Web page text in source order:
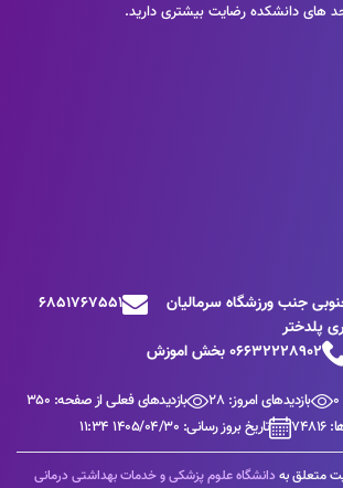
های دانشکده رضایت بیشتری دارید.
جنب ورزشگاه سرمالیان
پلدختر
6851767551
06632228902 بخش اموزش
بازدیدهای امروز: 28
بازدیدهای فعلی از صفحه: 350
تاریخ بروز رسانی: 1405/04/30 11:34
متعلق به دانشگاه علوم پزشکی و خدمات بهداشتی درمانی